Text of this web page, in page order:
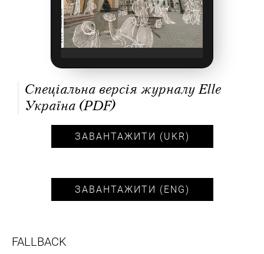
Спеціальна версія журналу Elle
Україна (PDF)
ЗАВАНТАЖИТИ (UKR)
ЗАВАНТАЖИТИ (ENG)
FALLBACK